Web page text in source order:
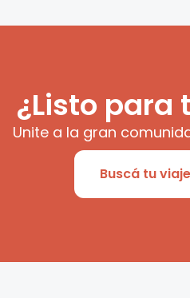
¿Listo para
Unite a la gran
Buscá tu viaje